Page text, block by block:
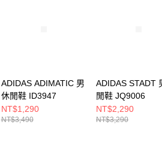
ADIDAS ADIMATIC 男
休閒鞋 ID3947
NT$1,290
NT$3,490
ADIDAS STADT
閒鞋 JQ9006
NT$2,290
NT$3,290